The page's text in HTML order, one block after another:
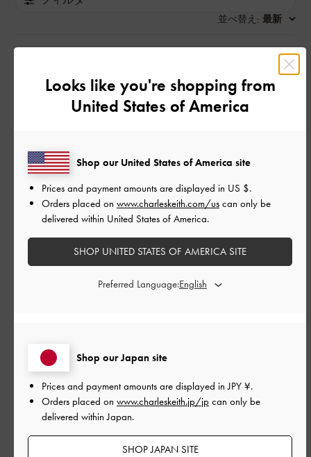
並べ替え : 最新
ご利用者様
来シーズンに向けて、黒のショ
ンプルなデザインながらも高級
感があり、コーディネートを選
ばない点が気に入っています。
履
来シーズンに向けて、黒のショートブーツを購入しました。シ
そうで、今から活躍が楽しみです。
デザイン
公
2026-05-17
Looks like you're shopping from
United States of America
Shop our Japan site
Prices and payment amounts are displayed inJPY ¥.
Orders placed on www.charleskeith.jp/jp can only be
delivered within Japan.
SHOP JAPAN SITE
Shop our United States of America site
Prices and payment amounts are displayed in US $.
Orders placed on www.charleskeith.com/us can only be
delivered within United States of America.
SHOP UNITED STATES OF AMERICA SITE
Preferred Language: